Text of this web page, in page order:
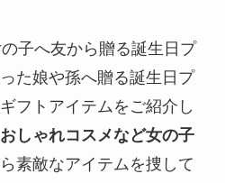
子へ友から贈る誕生日プ
た娘や孫へ贈る誕生日プ
フトアイテムをご紹介し
しゃれコスメなど女の子
素敵なアイテムを捜して